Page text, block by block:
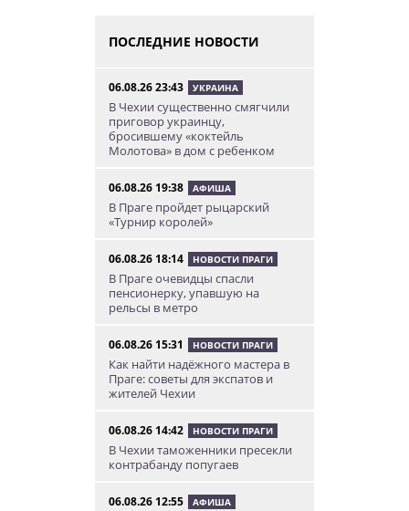
ПОСЛЕДНИЕ НОВОСТИ
06.08.26 23:43 УКРАИНА
В Чехии существенно смягчили
приговор украинцу,
бросившему «коктейль
Молотова» в дом с ребенком
06.08.26 19:38 АФИША
В Праге пройдет рыцарский
«Турнир королей»
06.08.26 18:14 НОВОСТИ ПРАГИ
В Праге очевидцы спасли
пенсионерку, упавшую на
рельсы в метро
06.08.26 15:31 НОВОСТИ ПРАГИ
Как найти надёжного мастера в
Праге: советы для экспатов и
жителей Чехии
06.08.26 14:42 НОВОСТИ ПРАГИ
В Чехии таможенники пресекли
контрабанду попугаев
06.08.26 12:55 АФИША